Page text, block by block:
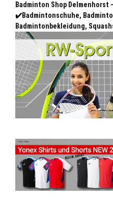
Badminton Shop
✔️Badmintonschuhe,
Badmintonbekleidung,